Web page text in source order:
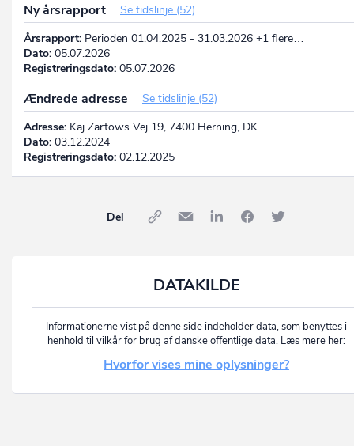
Ny årsrapport
Se tidslinje (52)
Årsrapport: Perioden 01.04.2025 - 31.03.2026 +1 flere…
Dato: 05.07.2026
Registreringsdato: 05.07.2026
Ændrede adresse
Se tidslinje (52)
Adresse: Kaj Zartows Vej 19, 7400 Herning, DK
Dato: 03.12.2024
Registreringsdato: 02.12.2025
Del
DATAKILDE
Informationerne vist på denne side indeholder data, som benyttes i
henhold til vilkår for brug af danske offentlige data. Læs mere her:
Hvorfor vises mine oplysninger?